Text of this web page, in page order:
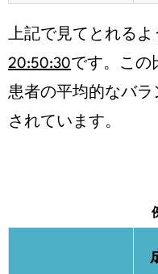
上記で見てとれるよ
20:50:30です。この
患者の平均的なバラ
されています。